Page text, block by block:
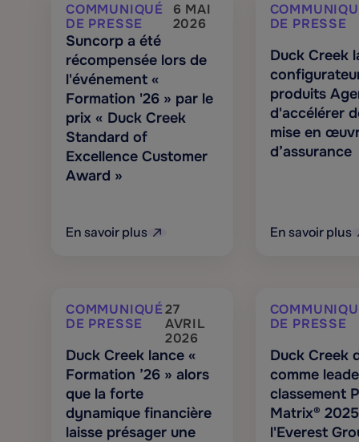
COMMUNIQUÉ
DE PRESSE
6 MAI
2026
Suncorp a été
récompensée lors de
l'événement «
Formation '26 » par le
prix « Duck Creek
Standard of
Excellence Customer
Award »
En savoir plus
DE PRESSE
Duck Creek
produits
d'accélérer
mise en
d’assurance
En savoir plus
COMMUNIQUÉ
DE PRESSE
27
AVRIL
2026
Duck Creek lance «
Formation ’26 » alors
que la forte
dynamique financière
laisse présager une
DE PRESSE
Duck Creek
comme
classement
Matrix®
l'Everest